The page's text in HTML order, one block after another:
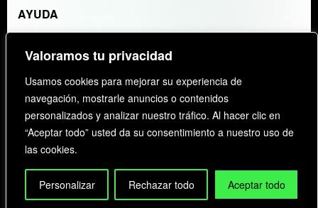
Valoramos tu privacidad
Usamos cookies para mejorar su experiencia de
navegación, mostrarle anuncios o contenidos
personalizados y analizar nuestro tráfico. Al hacer clic en
“Aceptar todo” usted da su consentimiento a nuestro uso de
las cookies.
Personalizar Rechazar todo Aceptar todo
AYUDA
Contacto
ENTIDAD COLABORADORA:
POLITICA PRIVACIDAD
2026 KAIJU GROUP . All rights reserved.